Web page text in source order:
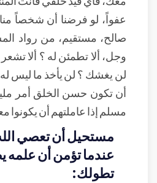
عفواً، لو فرضنا أن شخصاً
صالح، مستقيم، من رواد
وجل، ألا تطمئن له ؟ ألا
لن يغشك ؟ لن يأخذ ما ليس
أن تكون حسن الخلق أمر
مسلم إذا عاملتهم أن يكونوا
مستحيل أن تعصي
عندما تؤمن أن علمه
تطولك: